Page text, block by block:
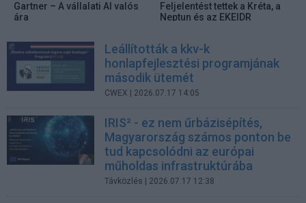
Gartner – A vállalati AI valós
ára
Feljelentést tettek a Kréta, a
Neptun és az EKEIDR
Leállították a kkv-k
honlapfejlesztési programjának
második ütemét
CWEX | 2026.07.17 14:05
IRIS² - ez nem űrbázisépítés,
Magyarország számos ponton be
tud kapcsolódni az európai
műholdas infrastruktúrába
Távközlés | 2026.07.17 12:38